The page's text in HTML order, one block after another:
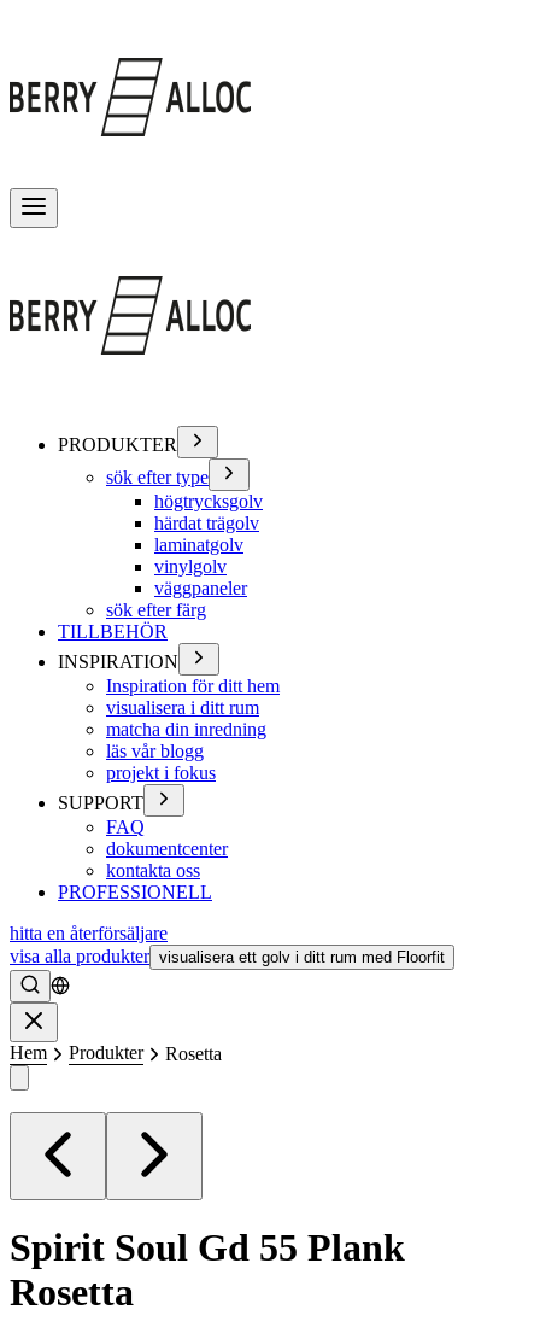
PRODUKTER
sök efter type
högtrycksgolv
härdat trägolv
laminatgolv
vinylgolv
väggpaneler
sök efter färg
TILLBEHÖR
INSPIRATION
Inspiration för ditt hem
visualisera i ditt rum
matcha din inredning
läs vår blogg
projekt i fokus
SUPPORT
FAQ
dokumentcenter
kontakta oss
PROFESSIONELL
hitta en återförsäljare
visa alla produkter visualisera ett golv i ditt rum med Floorfit
Söka
Hem Produkter Rosetta
Spirit Soul Gd 55 Plank
Rosetta